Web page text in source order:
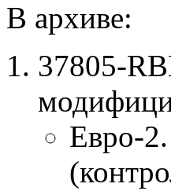
В архиве:
37805-
Евро-